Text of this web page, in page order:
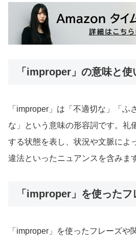
「improper」の意味と使
「improper」は「不適切な」「ふ
な」という意味の形容詞です。礼
する状態を表し、状況や文脈によ
違法といったニュアンスを含みま
「improper」を使ったフ
「improper」を使ったフレーズや